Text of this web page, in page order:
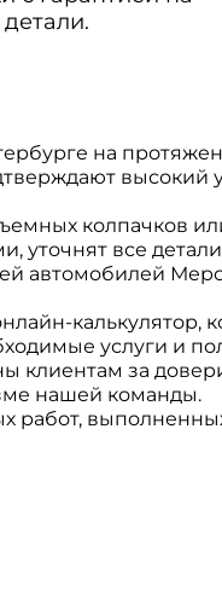
на
высокий
колпачков
уточнят все
автомобилей
калькулятор,
услуги и
клиентам за
нашей команды.